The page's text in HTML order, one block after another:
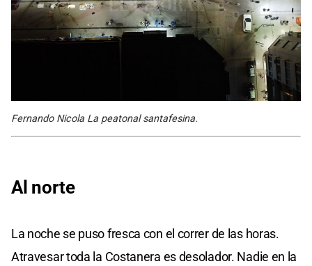
Fernando Nicola La peatonal santafesina.
Al norte
La noche se puso fresca con el correr de las horas.
Atravesar toda la Costanera es desolador. Nadie en la